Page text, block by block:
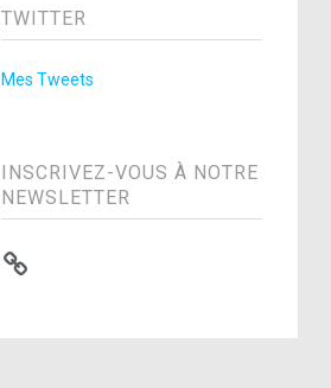
TWITTER
Mes Tweets
INSCRIVEZ-VOUS À NOTRE
NEWSLETTER